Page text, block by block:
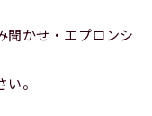
かせ・エプロンシ
。